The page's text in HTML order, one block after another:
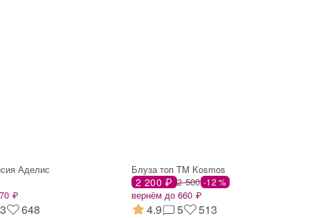
Аделис
₽
648
Блуза топ TM Kosmos
2 200 ₽ 2 500 -12 %
вернём до 660 ₽
4.9 5 513